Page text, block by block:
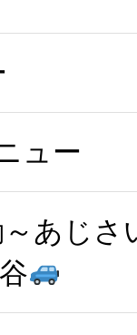
ュー
～あじ